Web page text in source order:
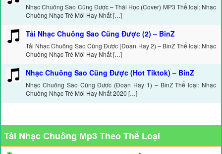
Nhạc Chuông Sao Cũng Được – Thái Học (Cover) MP3 Thể loại: Nhạc
Chuông Nhạc Trẻ Mới Hay Nhất […]
Tải Nhạc Chuông Sao Cũng Được (2) – BinZ
Tải Nhạc Chuông Sao Cũng Được (Đoạn Hay 2) – BinZ Thể loại: Nhạc
Chuông Nhạc Trẻ Mới Hay Nhất […]
Nhạc Chuông Sao Cũng Được (Hot Tiktok) – BinZ
Nhạc Chuông Sao Cũng Được (Đoạn Hay 1) – BinZ Thể loại: Nhạc
Chuông Nhạc Trẻ Mới Hay Nhất 2020 […]
Tải Nhạc Chuông Mp3 Theo Thể Loại